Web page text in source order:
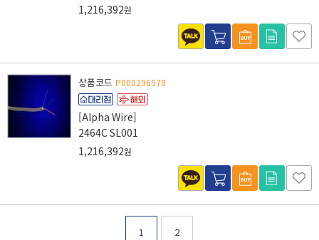
1,216,392원
상품코드 P000296578
[Alpha Wire]
2464C SL001
1,216,392원
1 2